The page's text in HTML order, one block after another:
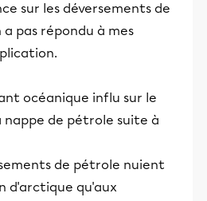
sur les déversements de
pas répondu à mes
océanique influ sur le
de pétrole suite à
de pétrole nuient
d'arctique qu'aux